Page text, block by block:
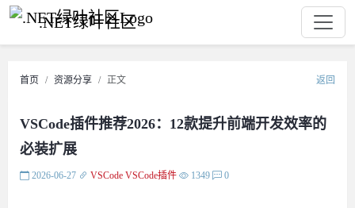
.NET绿叶社区
首页 资源分享 正文 返回
VSCode插件推荐2026：12款提升前端开发效率的
必装扩展
2026-06-27 VSCode VSCode插件 1349 0